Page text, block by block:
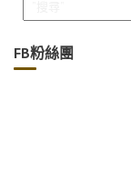
FB粉絲團